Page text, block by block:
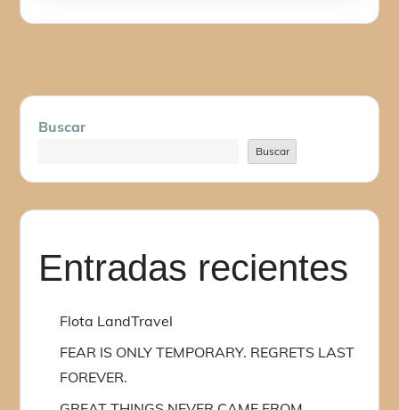
Buscar
Buscar
Entradas recientes
Flota LandTravel
FEAR IS ONLY TEMPORARY. REGRETS LAST
FOREVER.